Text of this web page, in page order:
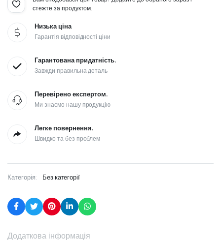
стежте за продуктом.
Низька ціна
Гарантія відповідності ціни
Гарантована придатність.
Завжди правильна деталь
Перевірено експертом.
Ми знаємо нашу продукцію
Легке повернення.
Швидко та без проблем
Категорія: Без категорії
Додаткова інформація